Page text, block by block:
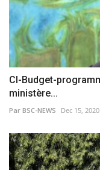
CI-Budget-
ministère...
Par BSC-NEWS Dec 15, 2020